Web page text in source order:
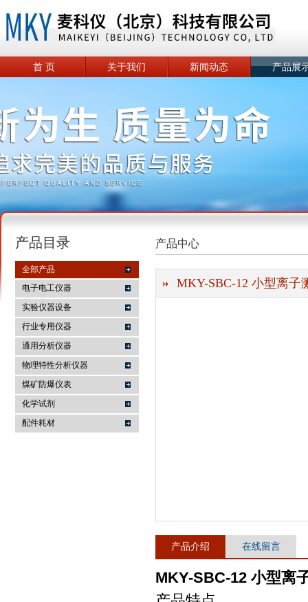
麦科仪（北京）科技有限公司
首 页 关于我们 新闻动态 产品展
产品目录
全部产品
电子电工仪器
实验仪器设备
行业专用仪器
通用分析仪器
物理特性分析仪器
煤矿防爆仪表
化学试剂
配件耗材
产品中心
MKY-SBC-12 小型离子
产品介绍 在线留言
MKY-SBC-12 小型离